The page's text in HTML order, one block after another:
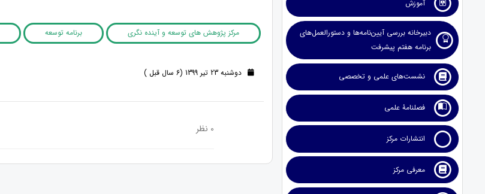
آموزش
دبیرخانه بررسی آیین‌نامه‌ها و دستورالعمل‌های
برنامه هفتم پیشرفت
نشست‌های علمی و تخصصی
فصلنامۀ علمی
انتشارات مرکز
معرفی مرکز
مرکز پژوهش های توسعه و آینده نگری برنامه توسعه
دوشنبه 23 تیر 1399 (6 سال قبل )
0 نظر